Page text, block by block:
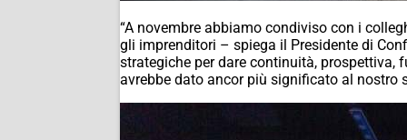
“A novembre abbiamo condiviso con i
gli imprenditori – spiega il Presidente di
strategiche per dare continuità, prospettiva,
avrebbe dato ancor più significato al nostro